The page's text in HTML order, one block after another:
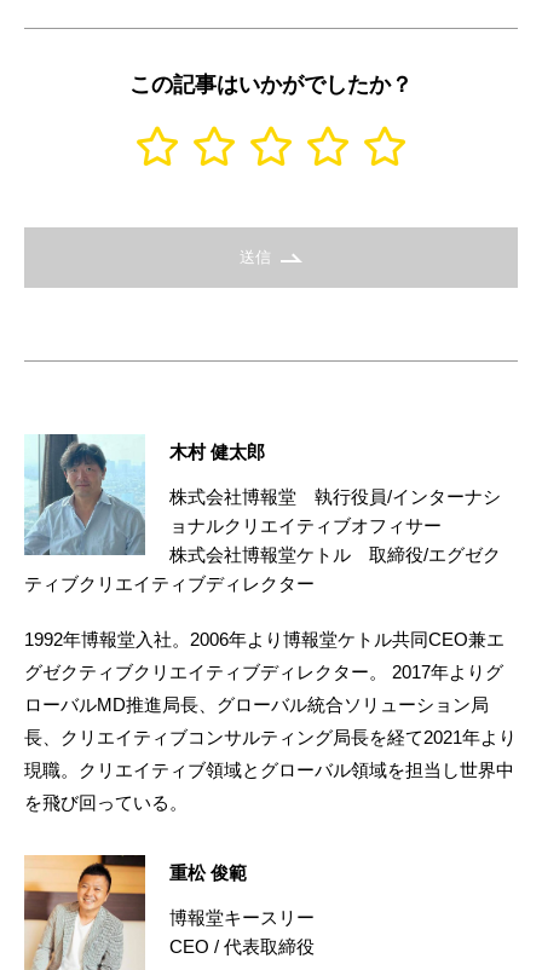
この記事はいかがでしたか？
送信
木村 健太郎
株式会社博報堂 執行役員/インターナシ
ョナルクリエイティブオフィサー
株式会社博報堂ケトル 取締役/エグゼク
ティブクリエイティブディレクター
1992年博報堂入社。2006年より博報堂ケトル共同CEO兼エ
グゼクティブクリエイティブディレクター。 2017年よりグ
ローバルMD推進局長、グローバル統合ソリューション局
長、クリエイティブコンサルティング局長を経て2021年より
現職。クリエイティブ領域とグローバル領域を担当し世界中
を飛び回っている。
重松 俊範
博報堂キースリー
CEO / 代表取締役